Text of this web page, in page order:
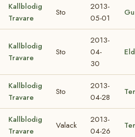
Kallblodig
Travare
Sto
2013-
05-01
Kallblodig
Travare
Sto
2013-
04-
30
Kallblodig
Travare
Sto
2013-
04-28
Kallblodig
Travare
Valack
2013-
04-26